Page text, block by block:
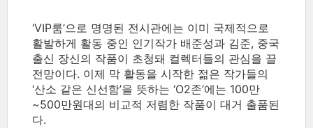
‘VIP룸’으로 명명된 전시관에는 이미 국제적으로
활발하게 활동 중인 인기작가 배준성과 김준, 중국
출신 장신의 작품이 초청돼 컬렉터들의 관심을 끌
전망이다. 이제 막 활동을 시작한 젊은 작가들의
‘산소 같은 신선함’을 뜻하는 ‘O2존’에는 100만
~500만원대의 비교적 저렴한 작품이 대거 출품된
다.